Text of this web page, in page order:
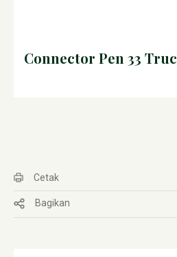
Connector Pen 33
Cetak
Bagikan